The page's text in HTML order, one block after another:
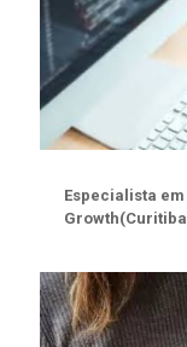
Especialista